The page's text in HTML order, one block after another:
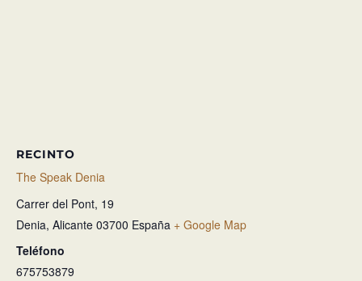
RECINTO
The Speak Denia
Carrer del Pont, 19
Denia, Alicante 03700 España + Google Map
Teléfono
675753879